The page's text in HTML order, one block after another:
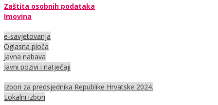
Zaštita osobnih podataka
Imovina
e-savjetovanja
Oglasna ploča
Javna nabava
Javni pozivi i natječaji
Izbori za predsjednika Republike Hrvatske 2024.
Lokalni izbori